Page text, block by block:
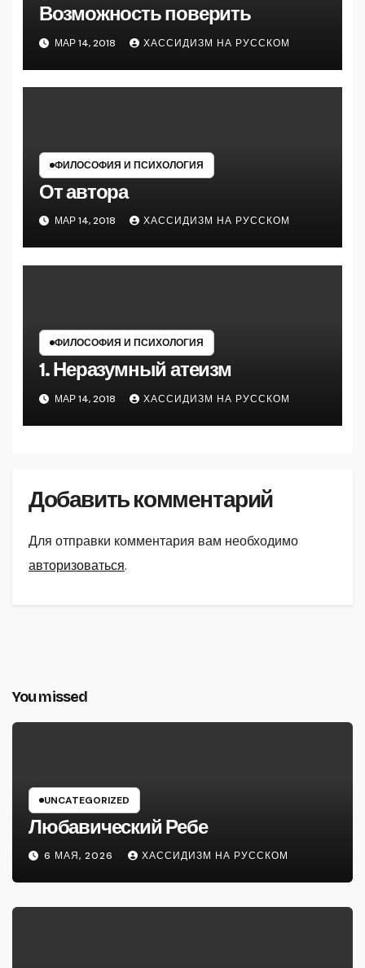
Возможность поверить
МАР 14, 2018 ХАССИДИЗМ НА РУССКОМ
ФИЛОСОФИЯ И ПСИХОЛОГИЯ
От автора
МАР 14, 2018 ХАССИДИЗМ НА РУССКОМ
ФИЛОСОФИЯ И ПСИХОЛОГИЯ
1. Неразумный атеизм
МАР 14, 2018 ХАССИДИЗМ НА РУССКОМ
Добавить комментарий
Для отправки комментария вам необходимо
авторизоваться.
You missed
UNCATEGORIZED
Любавический Ребе
6 МАЯ, 2026 ХАССИДИЗМ НА РУССКОМ